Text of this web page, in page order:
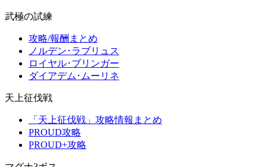
武極の試練
攻略/報酬まとめ
ノルデン･ラブリュス
ロイヤル･ブリンガー
ダイアデム･ムーリネ
天上征伐戦
「天上征伐戦」攻略情報まとめ
PROUD攻略
PROUD+攻略